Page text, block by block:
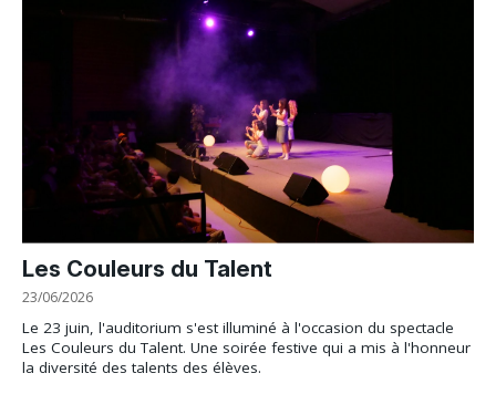
Les Couleurs du Talent
23/06/2026
Le 23 juin, l'auditorium s'est illuminé à l'occasion du spectacle
Les Couleurs du Talent. Une soirée festive qui a mis à l'honneur
la diversité des talents des élèves.